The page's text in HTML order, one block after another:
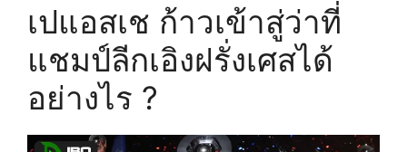
เปแอสเช ก้าวเข้าสู่ว่าที่
แชมป์ลีกเอิงฝรั่งเศสได้
อย่างไร ?